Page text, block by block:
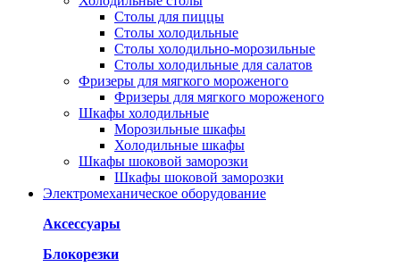
Столы для пиццы
Столы холодильные
Столы холодильно-морозильные
Столы холодильные для салатов
Фризеры для мягкого мороженого
Фризеры для мягкого мороженого
Шкафы холодильные
Mорозильные шкафы
Холодильные шкафы
Шкафы шоковой заморозки
Шкафы шоковой заморозки
Электромеханическое оборудование
Аксессуары
Блокорезки